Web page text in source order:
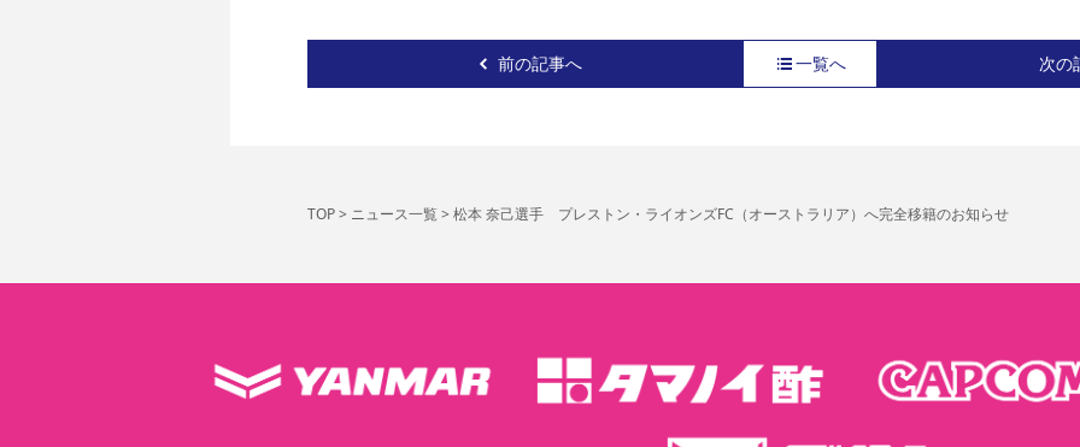
前の記事へ 一覧へ 次の
TOP> ニュース一覧> 松本 奈己選手 プレストン・ライオンズFC（オーストラリア）へ完全移籍のお知らせ